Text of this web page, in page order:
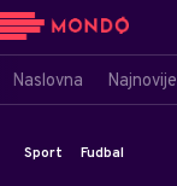
Naslovna Najnovije
Sport Fudbal